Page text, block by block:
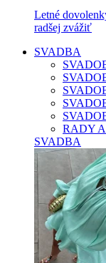
Letné
radšej zvážiť
SVADBA
RADY
SVADBA